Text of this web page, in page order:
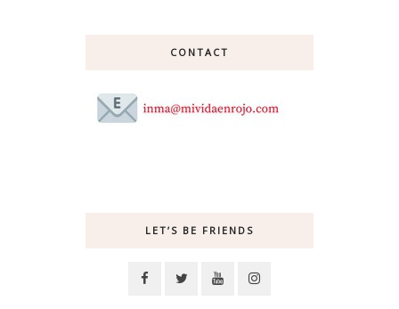
CONTACT
LET’S BE FRIENDS